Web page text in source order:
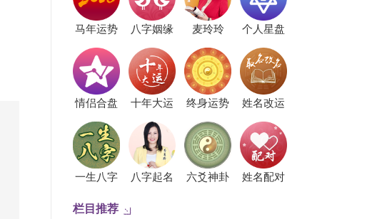
马年运势 八字姻缘 麦玲玲 个人星盘
情侣合盘 十年大运 终身运势 姓名改运
一生八字 八字起名 六爻神卦 姓名配对
栏目推荐